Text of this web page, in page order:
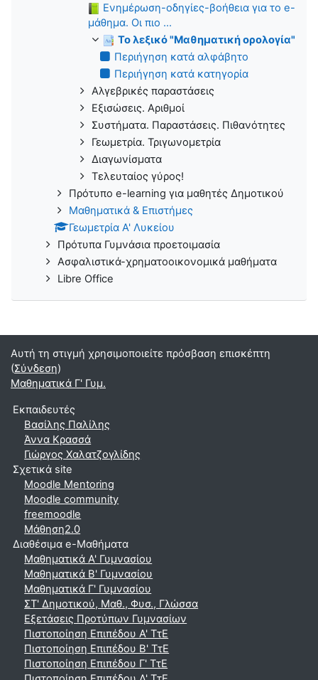
Ενημέρωση-οδηγίες-βοήθεια για το e-
μάθημα. Οι πιο ...
Το λεξικό "Μαθηματική ορολογία"
Περιήγηση κατά αλφάβητο
Περιήγηση κατά κατηγορία
Αλγεβρικές παραστάσεις
Εξισώσεις. Αριθμοί
Συστήματα. Παραστάσεις. Πιθανότητες
Γεωμετρία. Τριγωνομετρία
Διαγωνίσματα
Τελευταίος γύρος!
Πρότυπο e-learning για μαθητές Δημοτικού
Μαθηματικά & Επιστήμες
Γεωμετρία Α' Λυκείου
Πρότυπα Γυμνάσια προετοιμασία
Ασφαλιστικά-χρηματοοικονομικά μαθήματα
Libre Office
Αυτή τη στιγμή χρησιμοποιείτε πρόσβαση επισκέπτη
(Σύνδεση)
Μαθηματικά Γ' Γυμ.
Εκπαιδευτές
Βασίλης Παλίλης
Άννα Κρασσά
Γιώργος Χαλατζογλίδης
Σχετικά site
Moodle Mentoring
Moodle community
freemoodle
Μάθηση2.0
Διαθέσιμα e-Μαθήματα
Μαθηματικά A' Γυμνασίου
Μαθηματικά Β' Γυμνασίου
Μαθηματικά Γ' Γυμνασίου
ΣΤ' Δημοτικού, Μαθ., Φυσ., Γλώσσα
Εξετάσεις Προτύπων Γυμνασίων
Πιστοποίηση Επιπέδου Α' ΤτΕ
Πιστοποίηση Επιπέδου Β' ΤτΕ
Πιστοποίηση Επιπέδου Γ' ΤτΕ